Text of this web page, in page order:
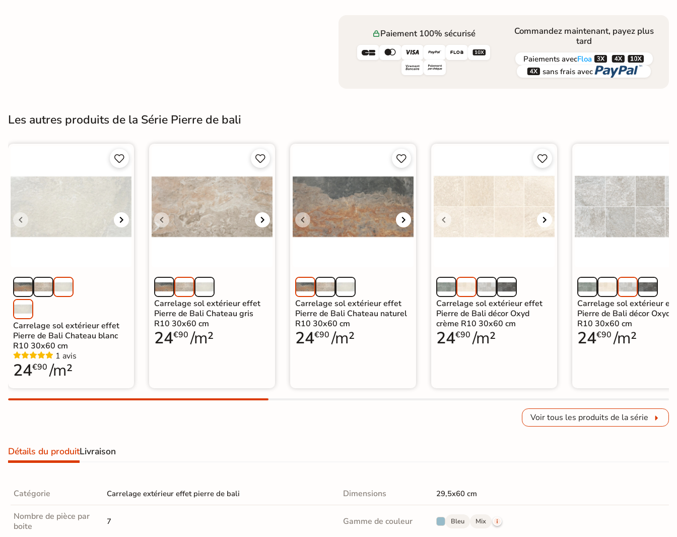
cuite &
intérieur
DIMENSION
Carrelage très
grand format
Carrelage extra fin
Voir tous les
formats
PAR FINITION
Carrelage poli /
Échantillons gratuits
Paiement 100% sécurisé
     
Commandez maintenant, payez plus
tard
PaiementsavecFloa  
 sans frais avec 
Les autres produits de la Série Pierre de bali


Carrelage sol extérieur effet
Pierre de Bali Chateau blanc
R10 30x60 cm
1 avis
24€90 /m²


Carrelage sol extérieur effet
Pierre de Bali Chateau gris
R10 30x60 cm
24€90 /m²


Carrelage sol extérieur effet
Pierre de Bali Chateau naturel
R10 30x60 cm
24€90 /m²


Carrelage sol extérieur effet
Pierre de Bali décor Oxyd
crème R10 30x60 cm
24€90 /m²
Carrelage sol extérieur
Pierre de Bali décor Oxyd
R10 30x60 cm
24€90 /m²
Voir tous les produits de la série
Détails du produitLivraison
Catégorie Carrelage extérieur effet pierre de bali Dimensions 29,5x60 cm
Nombre de pièce par
boite
7 Gamme de couleur Bleu Mix